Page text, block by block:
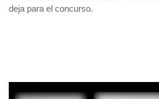
deja para el concurso.